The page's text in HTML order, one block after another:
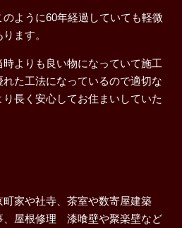
ように60年経過していても軽微
ます。
よりも良い物になっていて施工
た工法になっているので適切な
長く安心してお住まいしていた
町家や社寺、茶室や数寄屋建築
、屋根修理 漆喰壁や聚楽壁など